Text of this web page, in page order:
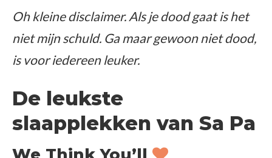
Oh kleine disclaimer. Als je dood gaat is het
niet mijn schuld. Ga maar gewoon niet dood,
is voor iedereen leuker.
De leukste
slaapplekken van Sa Pa